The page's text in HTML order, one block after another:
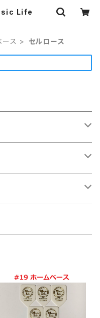
Life
ス セルロース